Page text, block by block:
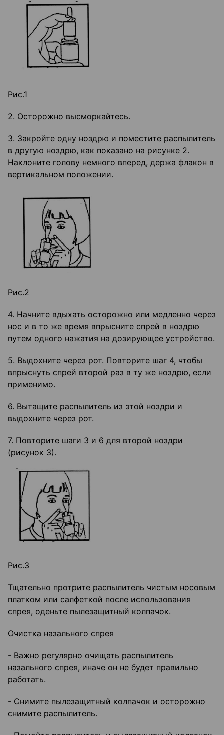
Рис.1
2. Осторожно высморкайтесь.
3. Закройте одну ноздрю и поместите распылитель
в другую ноздрю, как показано на рисунке 2.
Наклоните голову немного вперед, держа флакон в
вертикальном положении.
Рис.2
4. Начните вдыхать осторожно или медленно через
нос и в то же время впрысните спрей в ноздрю
путем одного нажатия на дозирующее устройство.
5. Выдохните через рот. Повторите шаг 4, чтобы
впрыснуть спрей второй раз в ту же ноздрю, если
применимо.
6. Вытащите распылитель из этой ноздри и
выдохните через рот.
7. Повторите шаги 3 и 6 для второй ноздри
(рисунок 3).
Рис.З
Тщательно протрите распылитель чистым носовым
платком или салфеткой после использования
спрея, оденьте пылезащитный колпачок.
Очистка назального спрея
- Важно регулярно очищать распылитель
назального спрея, иначе он не будет правильно
работать.
- Снимите пылезащитный колпачок и осторожно
снимите распылитель.